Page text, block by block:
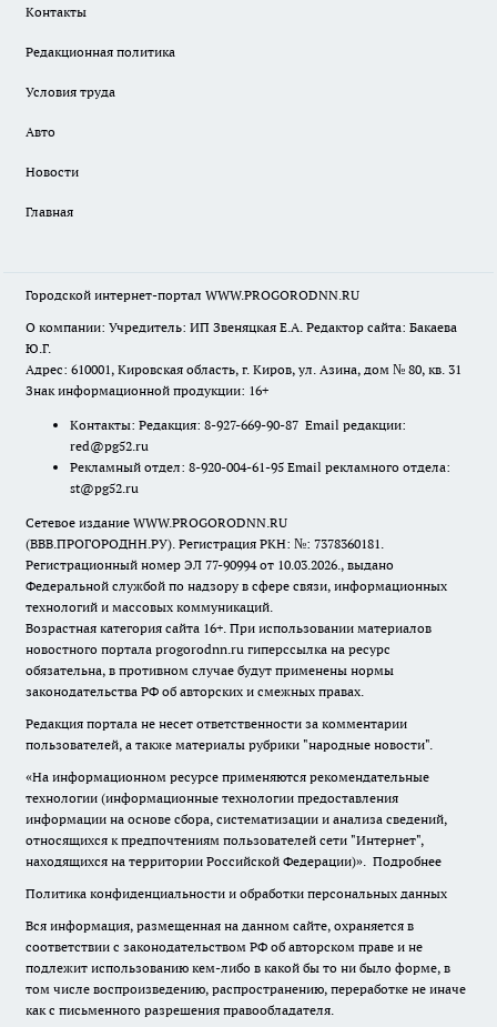
Контакты
Редакционная политика
Условия труда
Авто
Новости
Главная
Городской интернет-портал WWW.PROGORODNN.RU
О компании: Учредитель: ИП Звеняцкая Е.А. Редактор сайта: Бакаева
Ю.Г.
Адрес: 610001, Кировская область, г. Киров, ул. Азина, дом № 80, кв. 31
Знак информационной продукции: 16+
Контакты: Редакция: 8-927-669-90-87 Email редакции:
red@pg52.ru
Рекламный отдел: 8-920-004-61-95 Email рекламного отдела:
st@pg52.ru
Сетевое издание WWW.PROGORODNN.RU
(ВВВ.ПРОГОРОДНН.РУ). Регистрация РКН: №: 7378360181.
Регистрационный номер ЭЛ 77-90994 от 10.03.2026., выдано
Федеральной службой по надзору в сфере связи, информационных
технологий и массовых коммуникаций.
Возрастная категория сайта 16+. При использовании материалов
новостного портала progorodnn.ru гиперссылка на ресурс
обязательна, в противном случае будут применены нормы
законодательства РФ об авторских и смежных правах.
Редакция портала не несет ответственности за комментарии
пользователей, а также материалы рубрики "народные новости".
«На информационном ресурсе применяются рекомендательные
технологии (информационные технологии предоставления
информации на основе сбора, систематизации и анализа сведений,
относящихся к предпочтениям пользователей сети "Интернет",
находящихся на территории Российской Федерации)». Подробнее
Политика конфиденциальности и обработки персональных данных
Вся информация, размещенная на данном сайте, охраняется в
соответствии с законодательством РФ об авторском праве и не
подлежит использованию кем-либо в какой бы то ни было форме, в
том числе воспроизведению, распространению, переработке не иначе
как с письменного разрешения правообладателя.